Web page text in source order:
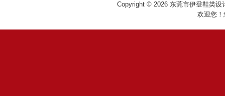
Copyright © 2026 东莞市伊登鞋类设
欢迎您！